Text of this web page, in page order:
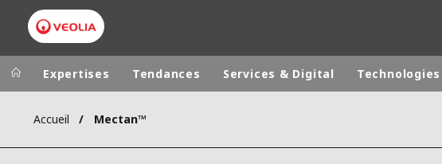
Dans le monde
Expertises Tendances Services & Digital Technologies
Accueil Mectan™